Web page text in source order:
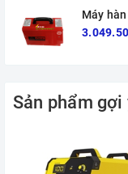
Máy được phủ
và chống trầy
531
Máy
Sản phẩm gợi